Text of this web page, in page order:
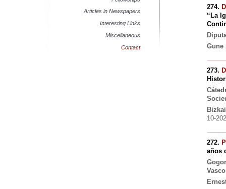
Articles in Newspapers
Interesting Links
Miscellaneous
Contact
274.
“La
Gune
273.
10-
272.
años
Vasco